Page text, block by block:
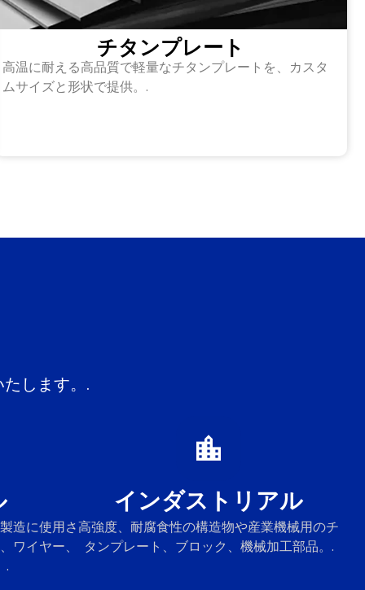
チタンプレート
高温に耐える高品質で軽量なチタンプレートを、カスタ
ムサイズと形状で提供。.
します。.
造に使用さ
ワイヤー、
.
インダストリアル
高強度、耐腐食性の構造物や産業機械用のチ
タンプレート、ブロック、機械加工部品。.